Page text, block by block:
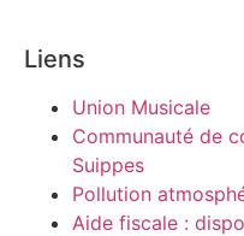
Liens
Union Musicale
Communauté de
Suippes
Pollution
Aide fiscale :